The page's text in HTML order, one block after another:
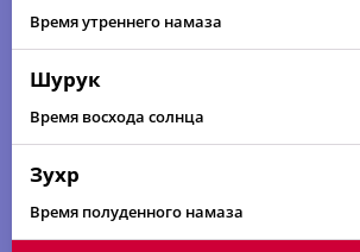
Время утреннего намаза
Шурук
Время восхода солнца
Зухр
Время полуденного намаза